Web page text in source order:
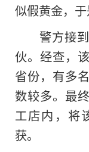
似假黄金，于
警方接
伙。经查，
省份，有多
数较多。最
工店内，将
获。